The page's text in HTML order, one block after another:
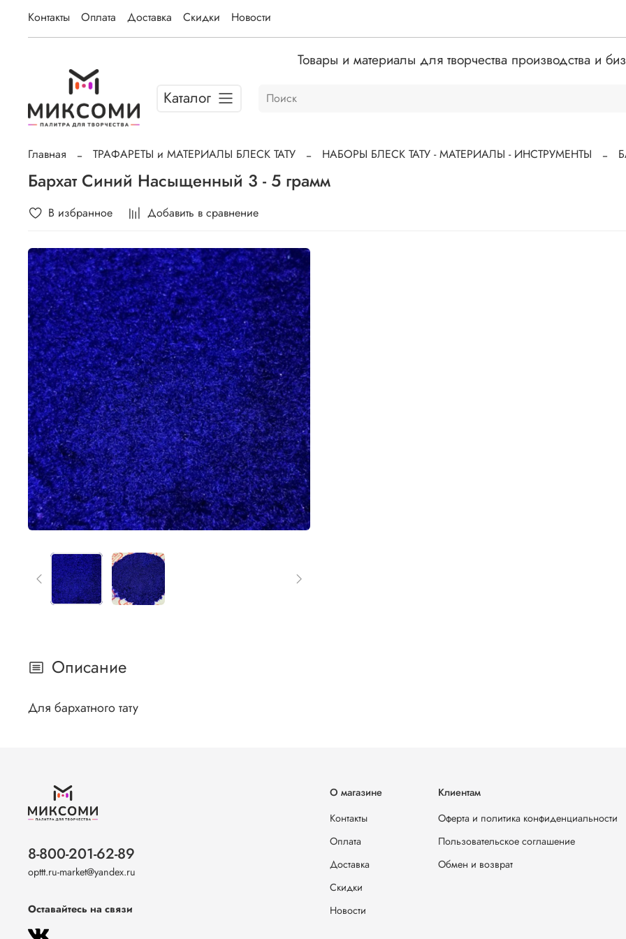
Контакты Оплата Доставка Скидки Новости
Товары и материалы для творчества производства и
Каталог
Главная ТРАФАРЕТЫ и МАТЕРИАЛЫ БЛЕСК ТАТУ НАБОРЫ БЛЕСК ТАТУ - МАТЕРИАЛЫ - ИНСТРУМЕНТЫ
Бархат Синий Насыщенный 3 - 5 грамм
В избранное Добавить в сравнение
Описание
Для бархатного тату
О магазине
Контакты
Оплата
Доставка
Скидки
Новости
Клиентам
Оферта и политика конфиденциальности
Пользовательское соглашение
Обмен и возврат
8-800-201-62-89
opttt.ru-market@yandex.ru
Оставайтесь на связи